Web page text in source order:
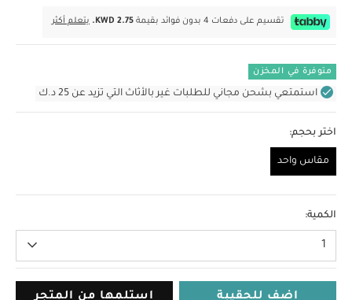
تقسيم على دفعات 4 بدون فوائد بقيمة KWD 2.75. يتعلم أكثر
متوفرة في المخزن
استمتعي بشحن مجاني للطلبات غير بالأثاث التي تزيد عن 25 د.ك
اختر بحجم:
مقاس واحد
الكمية:
1
اضف للحقيبة استلمها من المتجر